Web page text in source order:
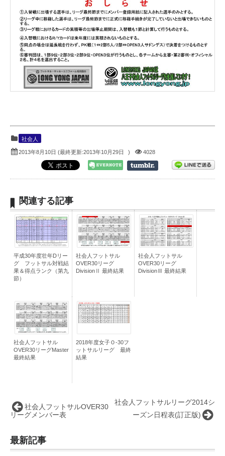
社会人
2013年8月10日 (最終更新:2013年10月29日 ) 4028
関連する記事
平成30年度壮年Dリー
グ フットサル対戦結
果＆得点ランク（第九
節）
社会人フットサル
OVER30リーグ
DivisionⅡ 最終結果
社会人フットサル
OVER30リーグ
DivisionⅢ 最終結果
社会人フットサル
OVER30リーグMaster
最終結果
2018年度女子Ｏ-30フ
ットサルリーグ 最終
結果
社会人フットサルリーグ2014シ
ーズン日程表(訂正版)
社会人フットサルOVER30
リーグメンバー表
最新記事